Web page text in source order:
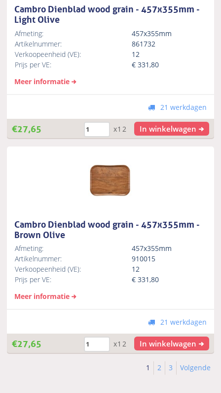
Cambro Dienblad wood grain - 457x355mm -
Light Olive
Afmeting:
457x355mm
Artikelnummer:
861732
Verkoopeenheid (VE):
12
Prijs per VE:
€331,80
Meer informatie
21 werkdagen
€27,65 x12 In winkelwagen
Cambro Dienblad wood grain - 457x355mm -
Brown Olive
Afmeting:
457x355mm
Artikelnummer:
910015
Verkoopeenheid (VE):
12
Prijs per VE:
€331,80
Meer informatie
21 werkdagen
€27,65 x12 In winkelwagen
1 2 3 Volgende